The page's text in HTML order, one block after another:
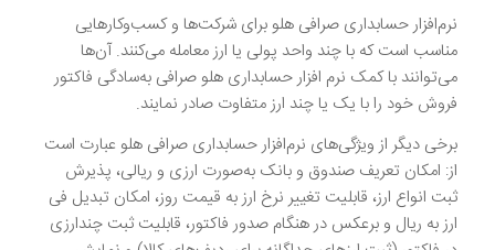
نرم‌افزار حسابداری صرافی هلو برای شرکت‌ها و کسب‌وکارهایی
مناسب است که با چند واحد پولی یا ارز معامله می‌کنند. آن‌ها
می‌توانند با کمک نرم افزار حسابداری هلو صرافی به‌سادگی فاکتور
فروش خود را با یک یا چند ارز متفاوت صادر نمایند.
برخی دیگر از ویژگی‌های نرم‌افزار حسابداری صرافی هلو عبارت است
از: امکان تعریف صندوق و بانک به‌صورت ارزی و ریالی، پذیرش
ثبت انواع ارز، قابلیت تغییر نرخ ارز به قیمت روز، امکان تبدیل فی
ارز به ریال و برعکس در هنگام صدور فاکتور، قابلیت ثبت چندارزی